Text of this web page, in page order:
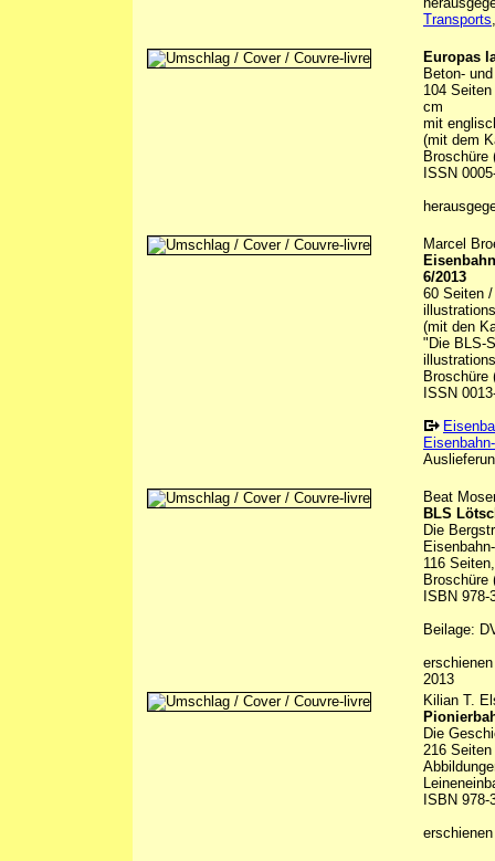
Transports
Europas
Beton-
104
cm
mit
(mit dem
Broschüre
ISSN
Marcel
6/2013
60 Seiten
(mit den
"Die BLS-
Broschüre
ISSN
Beat
BLS
Die
116
Broschüre
ISBN 978-
Beilage:
2013
Kilian T.
Die
216
ISBN 978-